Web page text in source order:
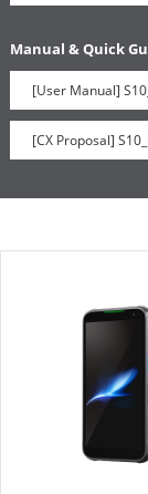
Manual & Quick
[User Manual]
[CX Proposal]